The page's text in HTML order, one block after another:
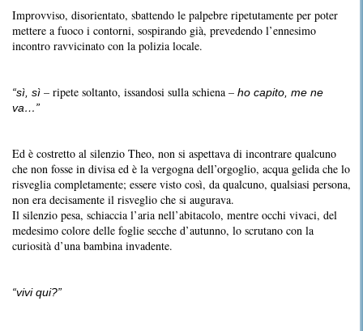
Improvviso, disorientato, sbattendo le palpebre ripetutamente per poter
mettere a fuoco i contorni, sospirando già, prevedendo l’ennesimo
incontro ravvicinato con la polizia locale.
“sì, sì – ripete soltanto, issandosi sulla schiena – ho capito, me ne
va…”
Ed è costretto al silenzio Theo, non si aspettava di incontrare qualcuno
che non fosse in divisa ed è la vergogna dell’orgoglio, acqua gelida che lo
risveglia completamente; essere visto così, da qualcuno, qualsiasi persona,
non era decisamente il risveglio che si augurava.
Il silenzio pesa, schiaccia l’aria nell’abitacolo, mentre occhi vivaci, del
medesimo colore delle foglie secche d’autunno, lo scrutano con la
curiosità d’una bambina invadente.
“vivi qui?”